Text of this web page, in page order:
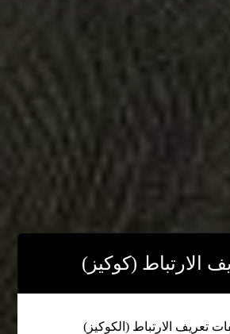
الارتباط (كوكيز)
تعريف الارتباط (الكوكيز)